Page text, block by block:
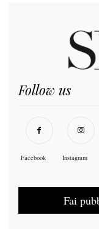
Follow us
Facebook Instagram
Fai